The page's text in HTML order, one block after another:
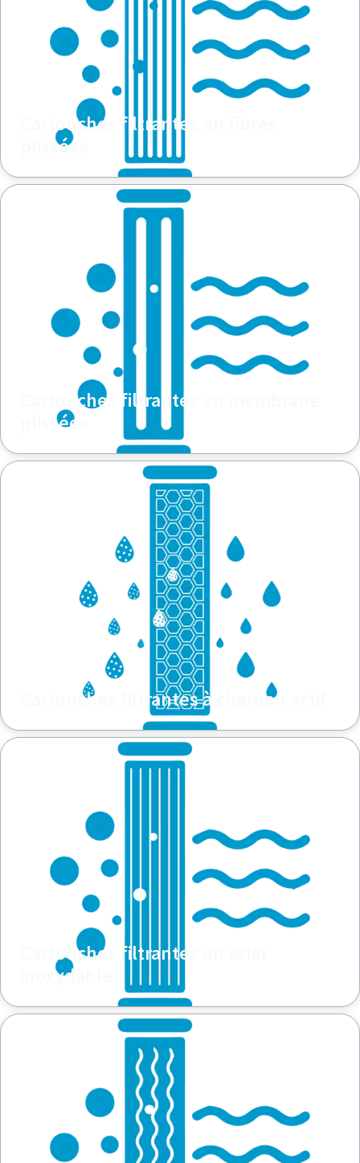
Cartouches filtrantes en fibres
plissées
Cartouches filtrantes en membrane
plissées
Cartouches filtrantes à charbon actif
Cartouches filtrantes en acier
inoxydable